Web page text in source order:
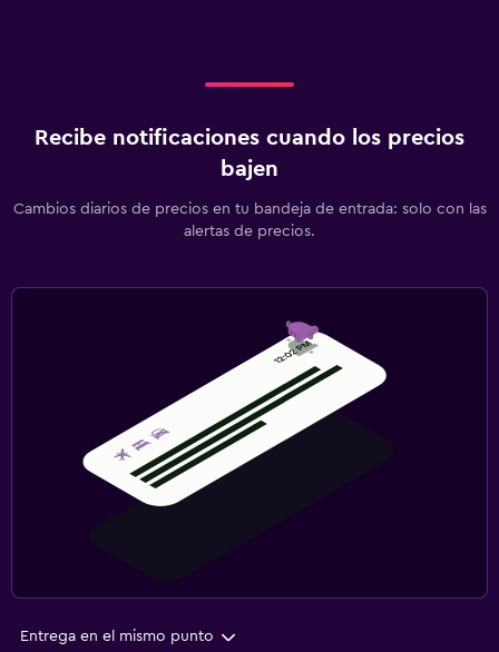
Recibe notificaciones cuando los precios
bajen
Cambios diarios de precios en tu bandeja de entrada: solo con las
alertas de precios.
Entrega en el mismo punto